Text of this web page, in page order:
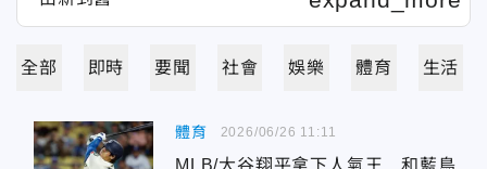
全部 即時 要聞 社會 娛樂 體育 生活
體育
MLB/大谷翔平拿下人氣王 和藍鳥
2026/06/26 11:11